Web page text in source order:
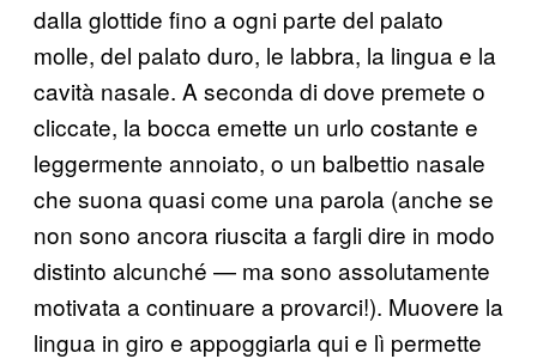
dalla glottide fino a ogni parte del palato
molle, del palato duro, le labbra, la lingua e la
cavità nasale. A seconda di dove premete o
cliccate, la bocca emette un urlo costante e
leggermente annoiato, o un balbettio nasale
che suona quasi come una parola (anche se
non sono ancora riuscita a fargli dire in modo
distinto alcunché — ma sono assolutamente
motivata a continuare a provarci!). Muovere la
lingua in giro e appoggiarla qui e lì permette